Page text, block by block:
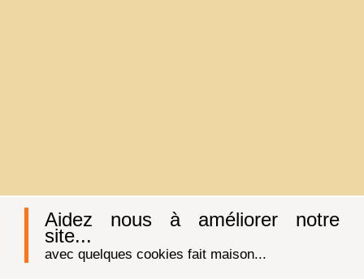
Aidez nous à améliorer notre
site...
avec quelques cookies fait maison...